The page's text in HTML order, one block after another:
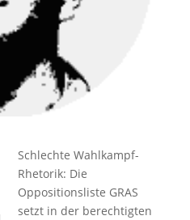
Schlechte Wahlkampf-
Rhetorik: Die
Oppositionsliste GRAS
setzt in der berechtigten